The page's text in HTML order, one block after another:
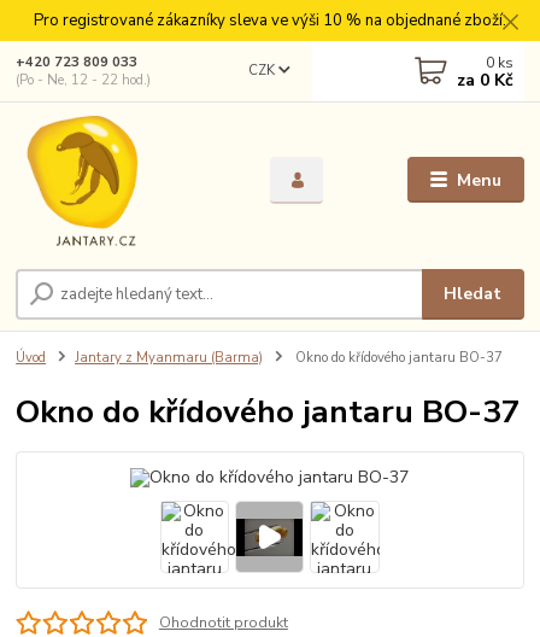
Pro registrované zákazníky sleva ve výši 10 % na objednané zboží.
Menu
CZK
Hledat
+420 723 809 033
(Po - Ne, 12 - 22 hod.)
0 ks
za 0 Kč
Úvod Jantary z Myanmaru (Barma) Okno do křídového jantaru BO-37
Okno do křídového jantaru BO-37
Ohodnotit produkt